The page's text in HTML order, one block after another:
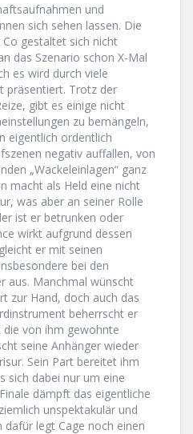
und
sich sehen lassen. Die
Co gestaltet sich nicht
das Szenario schon X-Mal
es wird durch viele
präsentiert. Trotz der
gibt es einige nicht
zu bemängeln,
eigentlich ordentlich
negativ auffallen, von
„Wackeleinlagen“ ganz
macht als Held eine nicht
was aber an seiner Rolle
ist er betrunken oder
wirkt aufgrund dessen
er mit seinen
bei den
aus. Manchmal wünscht
zur Hand, doch auch das
beherrscht er
die von ihm gewohnte
seine Anhänger wieder
Sein Part bereitet ihm
sich dabei nur um eine
dämpft das eigentliche
unspektakulär und
legt Cage noch einen